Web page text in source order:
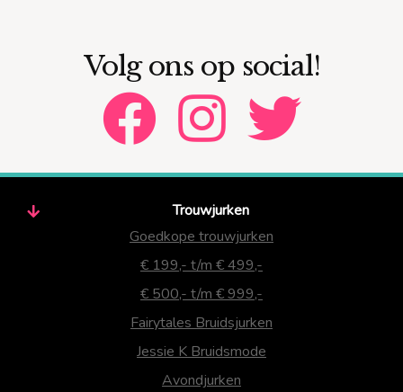
Volg ons op social!
Trouwjurken
Goedkope trouwjurken
€ 199,- t/m € 499,-
€ 500,- t/m € 999,-
Fairytales Bruidsjurken
Jessie K Bruidsmode
Avondjurken